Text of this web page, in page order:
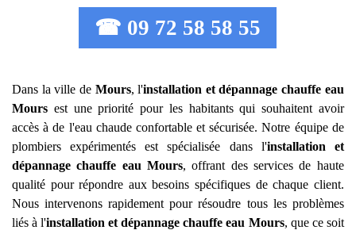
☎ 09 72 58 58 55
Dans la ville de Mours, l'installation et dépannage chauffe eau
Mours est une priorité pour les habitants qui souhaitent avoir
accès à de l'eau chaude confortable et sécurisée. Notre équipe de
plombiers expérimentés est spécialisée dans l'installation et
dépannage chauffe eau Mours, offrant des services de haute
qualité pour répondre aux besoins spécifiques de chaque client.
Nous intervenons rapidement pour résoudre tous les problèmes
liés à l'installation et dépannage chauffe eau Mours, que ce soit